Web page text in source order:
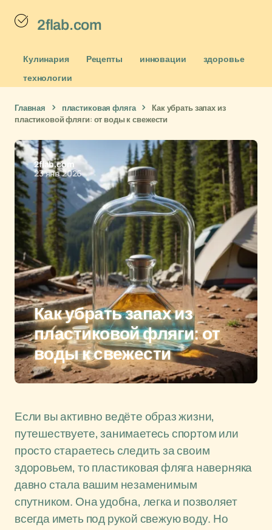
2flab.com
Кулинария Рецепты инновации
здоровье
технологии
Главная пластиковая фляга
Как убрать запах из
пластиковой фляги: от воды к свежести
2flab.com
23 янв 2026
Как убрать запах из
пластиковой фляги: от
воды к свежести
Если вы активно ведёте образ жизни,
путешествуете, занимаетесь спортом или
просто стараетесь следить за своим
здоровьем, то пластиковая фляга наверняка
давно стала вашим незаменимым
спутником. Она удобна, легка и позволяет
всегда иметь под рукой свежую воду. Но